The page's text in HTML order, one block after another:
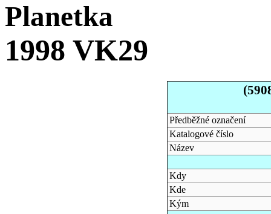
Planetka
1998 VK29
Předběžné označení
Katalogové číslo
Název
Kdy
Kde
Kým